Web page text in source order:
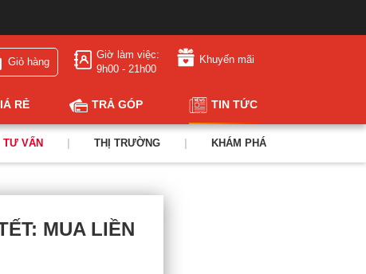
Giỏ hàng
Giờ làm việc:
9h00 - 21h00
Khuyến mãi
RẺ TRẢ GÓP TIN TỨC
TƯ VẤN THỊ TRƯỜNG KHÁM PHÁ
MUA LIỀN